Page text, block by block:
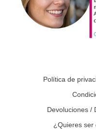
Política de
Devoluciones /
¿Quieres ser